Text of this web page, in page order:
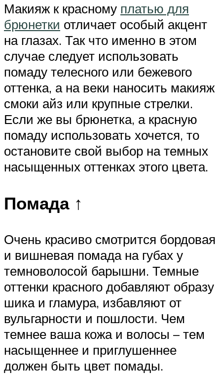
Макияж к красному платью для
брюнетки отличает особый акцент
на глазах. Так что именно в этом
случае следует использовать
помаду телесного или бежевого
оттенка, а на веки наносить макияж
смоки айз или крупные стрелки.
Если же вы брюнетка, а красную
помаду использовать хочется, то
остановите свой выбор на темных
насыщенных оттенках этого цвета.
Помада ↑
Очень красиво смотрится бордовая
и вишневая помада на губах у
темноволосой барышни. Темные
оттенки красного добавляют образу
шика и гламура, избавляют от
вульгарности и пошлости. Чем
темнее ваша кожа и волосы – тем
насыщеннее и приглушеннее
должен быть цвет помады.